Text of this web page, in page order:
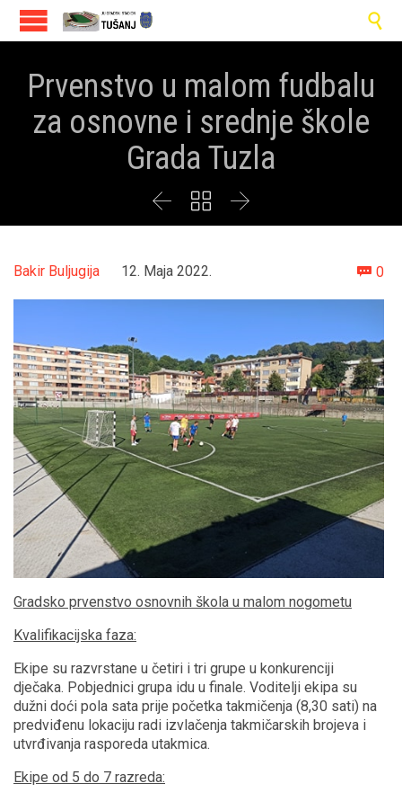

Prvenstvo u malom fudbalu
za osnovne i srednje škole
Grada Tuzla
  
Bakir Buljugija 12. Maja 2022.  0
Gradsko prvenstvo osnovnih škola u malom nogometu
Kvalifikacijska faza:
Ekipe su razvrstane u četiri i tri grupe u konkurenciji
dječaka. Pobjednici grupa idu u finale. Voditelji ekipa su
dužni doći pola sata prije početka takmičenja (8,30 sati) na
predviđenu lokaciju radi izvlačenja takmičarskih brojeva i
utvrđivanja rasporeda utakmica.
Ekipe od 5 do 7 razreda: